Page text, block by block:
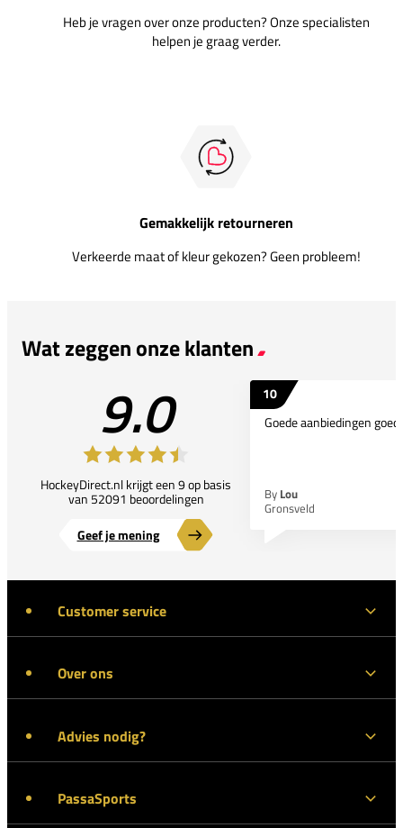
Heb je vragen over onze producten? Onze specialisten
helpen je graag verder.
Gemakkelijk retourneren
Verkeerde maat of kleur gekozen? Geen probleem!
Wat zeggen onze klanten
9.0
HockeyDirect.nl krijgt een 9 op basis
van 52091 beoordelingen
Geef je mening
10
Goede aanbiedingen
By Lou
Gronsveld
Customer service
Over ons
Advies nodig?
PassaSports